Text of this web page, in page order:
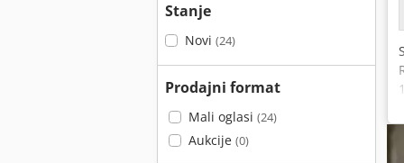
Stanje
Novi (24)
Prodajni format
Mali oglasi (24)
Aukcije (0)